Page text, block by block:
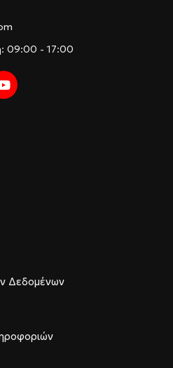
09:00 - 17:00
Δεδομένων